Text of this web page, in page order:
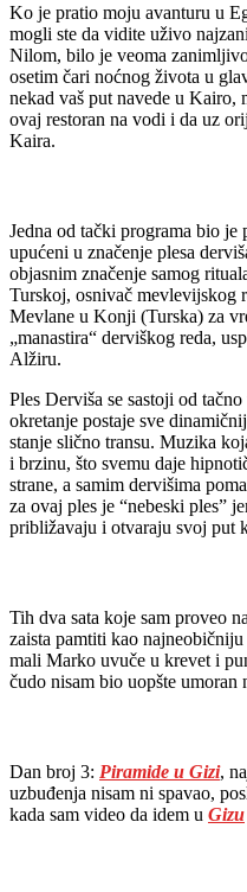
Ko je pratio moju avanturu u
mogli ste da vidite uživo
Nilom, bilo je veoma
osetim čari noćnog života u
nekad vaš put navede u Kairo,
ovaj restoran na vodi i da uz
Kaira.
Jedna od tački programa bio je
upućeni u značenje plesa
objasnim značenje samog
Turskoj, osnivač mevlevijskog
Mevlane u Konji (Turska) za
„manastira“ derviškog reda,
Alžiru.
Ples Derviša se sastoji od
okretanje postaje sve
stanje slično transu. Muzika
i brzinu, što svemu daje
strane, a samim dervišima
za ovaj ples je “nebeski ples”
približavaju i otvaraju svoj put
Tih dva sata koje sam proveo
zaista pamtiti kao
mali Marko uvuče u krevet i
čudo nisam bio uopšte umoran
Dan broj 3: Piramide u Gizi,
uzbuđenja nisam ni spavao,
kada sam video da idem u Gizu